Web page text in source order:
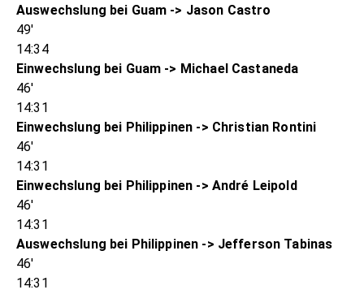
Auswechslung bei Guam -> Jason Castro
49'
14:34
Einwechslung bei Guam -> Michael Castaneda
46'
14:31
Einwechslung bei Philippinen -> Christian Rontini
46'
14:31
Einwechslung bei Philippinen -> André Leipold
46'
14:31
Auswechslung bei Philippinen -> Jefferson Tabinas
46'
14:31